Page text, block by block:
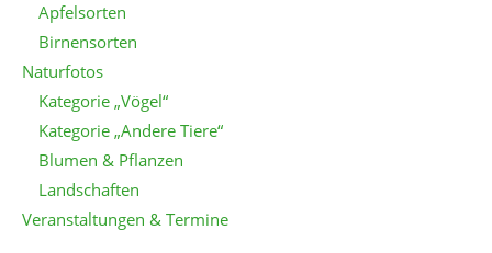
Apfelsorten
Birnensorten
Naturfotos
Kategorie „Vögel“
Kategorie „Andere Tiere“
Blumen & Pflanzen
Landschaften
Veranstaltungen & Termine